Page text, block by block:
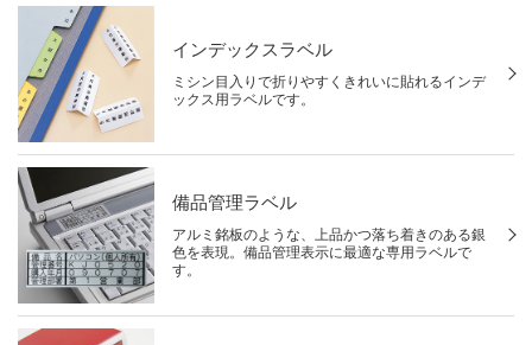
インデックスラベル
ミシン目入りで折りやすくきれいに貼れるインデ
ックス用ラベルです。
備品管理ラベル
アルミ銘板のような、上品かつ落ち着きのある銀
色を表現。備品管理表示に最適な専用ラベルで
す。